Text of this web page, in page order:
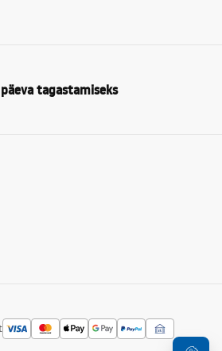
tagastamiseks